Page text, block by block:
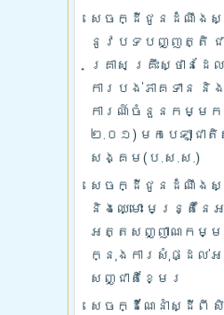
សេចក្ដីជូនដំណឹង
នូវបទបញ្ញត្តិ ជា
គ្រាស គ្រឹះស្ថាន
ការបង់ភាគទាន និ
ការណ៍ចំនួនកម្ម
២.០១) មកបេឡាជ
សង្គម(ប.ស.ស.)
សេចក្ដីជូនដំណឹង
និងឈ្មោះ មន្រ្តីនៃ
អត្តសញ្ញាណកម្
ក្នុងការសុំផ្ដល់
សញ្ជាតិខ្មែរ
សេចក្ដីណែនាំស្ដីពី